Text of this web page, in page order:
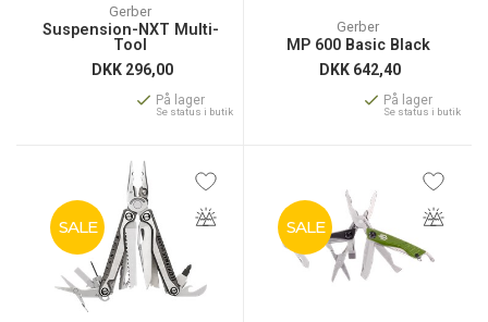
Gerber
Suspension-NXT Multi-
Tool
DKK 296,00
På lager
Se status i butik
Gerber
MP 600 Basic Black
DKK 642,40
På lager
Se status i butik
SALE SALE